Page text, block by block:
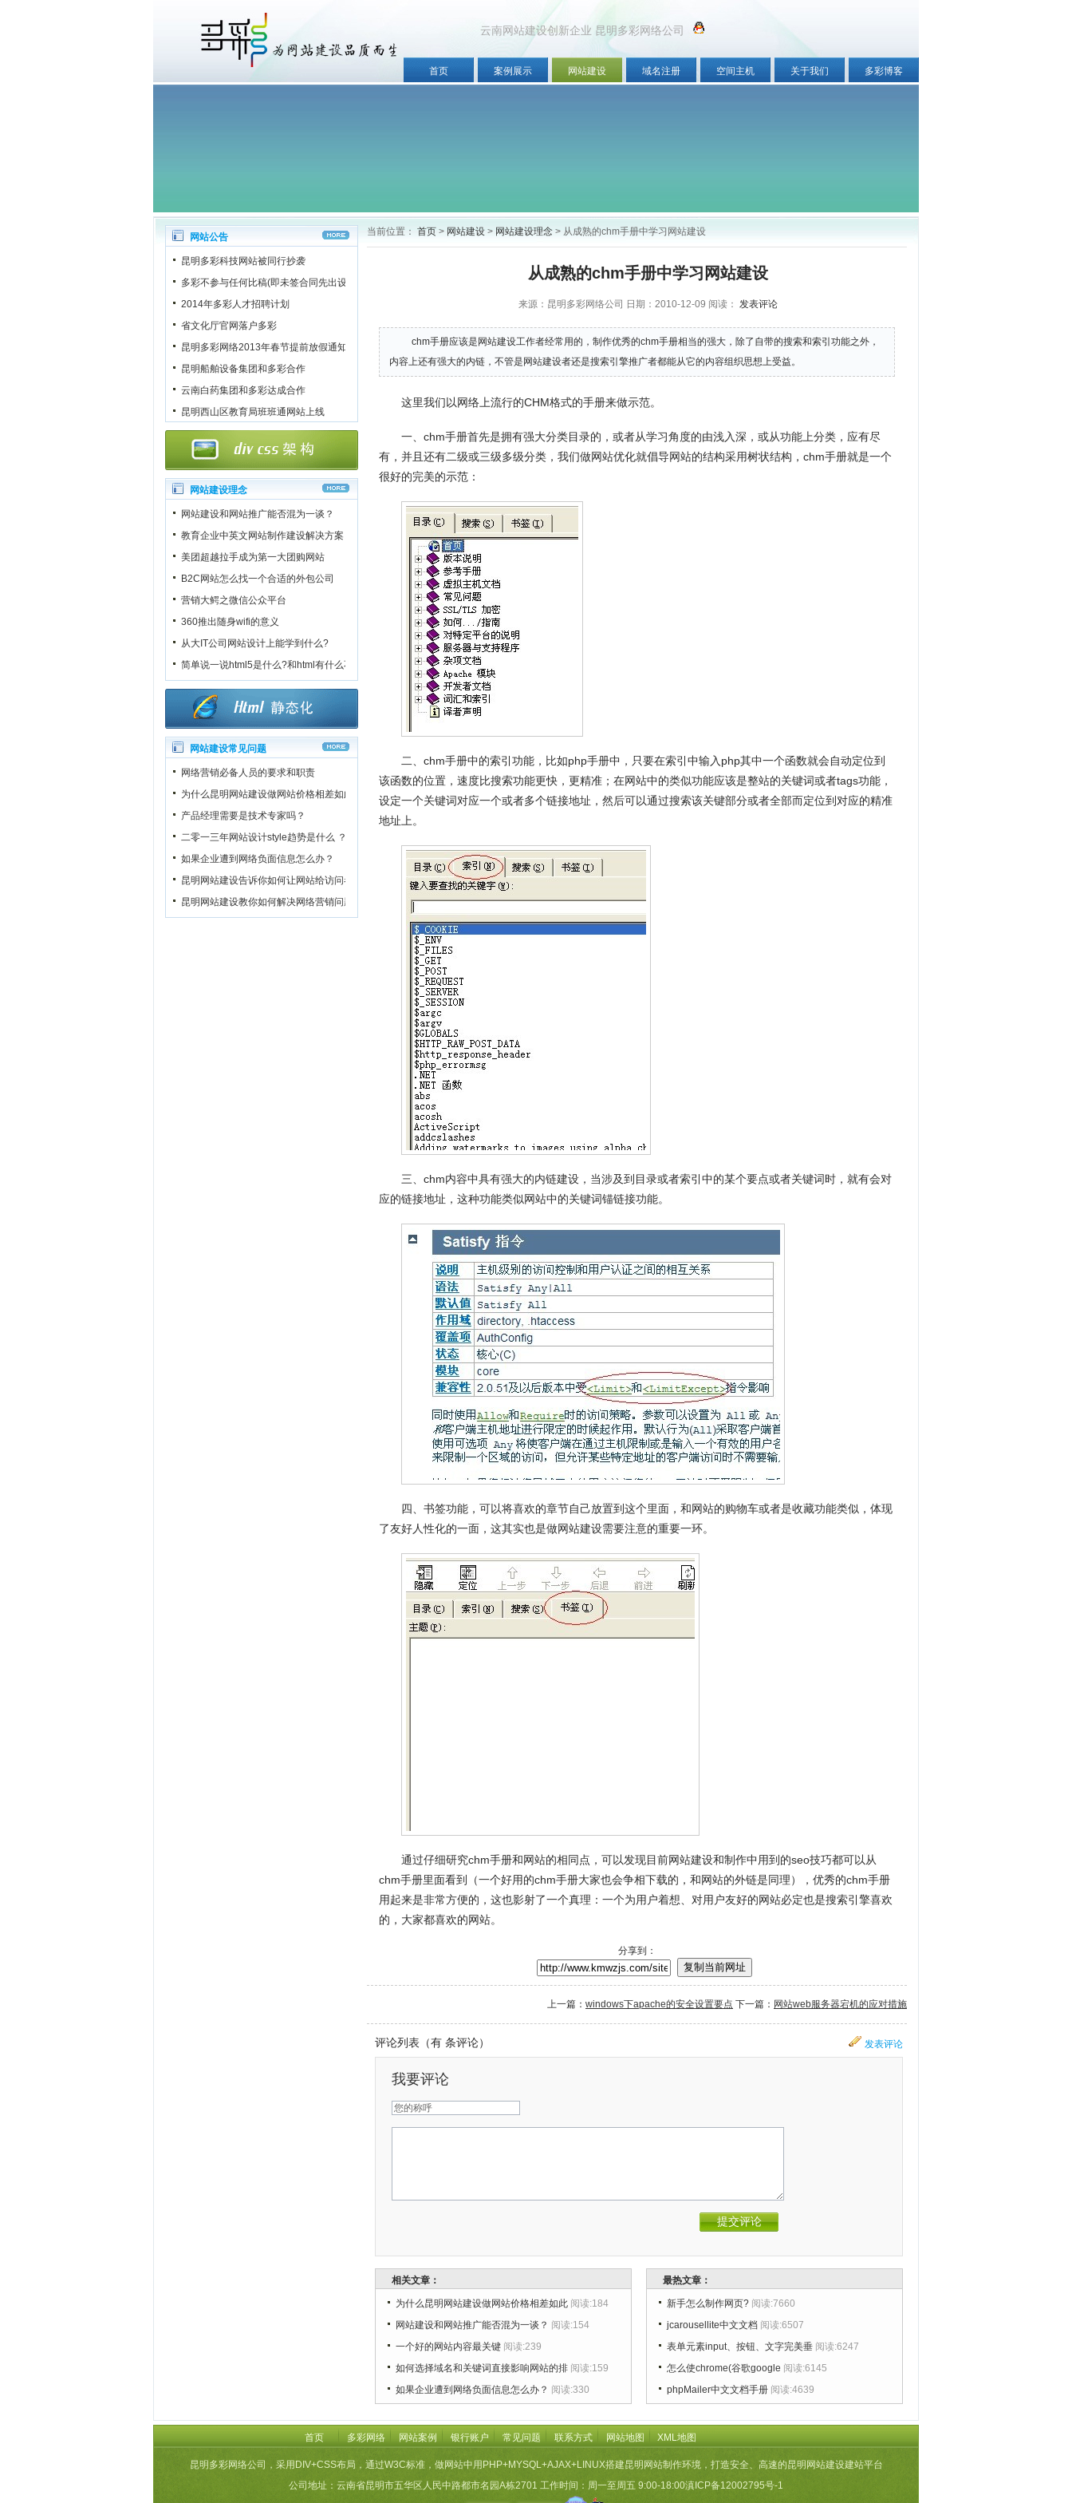
云南网站建设创新企业 昆明多彩网络公司
首页 案例展示 网站建设 域名注册 空间主机 关于我们 多彩博客
网站公告
昆明多彩科技网站被同行抄袭
多彩不参与任何比稿(即未签合同先出设计稿)
2014年多彩人才招聘计划
省文化厅官网落户多彩
昆明多彩网络2013年春节提前放假通知
昆明船舶设备集团和多彩合作
云南白药集团和多彩达成合作
昆明西山区教育局班班通网站上线
网站建设理念
网站建设和网站推广能否混为一谈？
教育企业中英文网站制作建设解决方案
美团超越拉手成为第一大团购网站
B2C网站怎么找一个合适的外包公司
营销大鳄之微信公众平台
360推出随身wifi的意义
从大IT公司网站设计上能学到什么?
简单说一说html5是什么?和html有什么不一样?
网站建设常见问题
网络营销必备人员的要求和职责
为什么昆明网站建设做网站价格相差如此之大？
产品经理需要是技术专家吗？
二零一三年网站设计style趋势是什么 ？
如果企业遭到网络负面信息怎么办？
昆明网站建设告诉你如何让网站给访问者一个良好的第一印象
昆明网站建设教你如何解决网络营销问题
当前位置： 首页 > 网站建设 > 网站建设理念 > 从成熟的chm手册中学习网站建设
从成熟的chm手册中学习网站建设
来源：昆明多彩网络公司 日期：2010-12-09 阅读： 发表评论
chm手册应该是网站建设工作者经常用的，制作优秀的chm手册相当的强大，除了自带的搜索和索引功能之外，
内容上还有强大的内链，不管是网站建设者还是搜索引擎推广者都能从它的内容组织思想上受益。
这里我们以网络上流行的CHM格式的手册来做示范。
一、chm手册首先是拥有强大分类目录的，或者从学习角度的由浅入深，或从功能上分类，应有尽
有，并且还有二级或三级多级分类，我们做网站优化就倡导网站的结构采用树状结构，chm手册就是一个
很好的完美的示范：
二、chm手册中的索引功能，比如php手册中，只要在索引中输入php其中一个函数就会自动定位到
该函数的位置，速度比搜索功能更快，更精准；在网站中的类似功能应该是整站的关键词或者tags功能，
设定一个关键词对应一个或者多个链接地址，然后可以通过搜索该关键部分或者全部而定位到对应的精准
地址上。
三、chm内容中具有强大的内链建设，当涉及到目录或者索引中的某个要点或者关键词时，就有会对
应的链接地址，这种功能类似网站中的关键词锚链接功能。
四、书签功能，可以将喜欢的章节自己放置到这个里面，和网站的购物车或者是收藏功能类似，体现
了友好人性化的一面，这其实也是做网站建设需要注意的重要一环。
通过仔细研究chm手册和网站的相同点，可以发现目前网站建设和制作中用到的seo技巧都可以从
chm手册里面看到（一个好用的chm手册大家也会争相下载的，和网站的外链是同理），优秀的chm手册
用起来是非常方便的，这也影射了一个真理：一个为用户着想、对用户友好的网站必定也是搜索引擎喜欢
的，大家都喜欢的网站。
分享到：
复制当前网址
上一篇： windows下apache的安全设置要点 下一篇： 网站web服务器宕机的应对措施
发表评论
评论列表（有 条评论）
我要评论
相关文章：
为什么昆明网站建设做网站价格相差如此 阅读:184
网站建设和网站推广能否混为一谈？ 阅读:154
一个好的网站内容最关键 阅读:239
如何选择域名和关键词直接影响网站的排 阅读:159
如果企业遭到网络负面信息怎么办？ 阅读:330
最热文章：
新手怎么制作网页? 阅读:7660
jcarousellite中文文档 阅读:6507
表单元素input、按钮、文字完美垂 阅读:6247
怎么使chrome(谷歌google 阅读:6145
phpMailer中文文档手册 阅读:4639
首页 多彩网络 网站案例 银行账户 常见问题 联系方式 网站地图 XML地图
昆明多彩网络公司，采用DIV+CSS布局，通过W3C标准，做网站中用PHP+MYSQL+AJAX+LINUX搭建昆明网站制作环境，打造安全、高速的昆明网站建设建站平台
公司地址：云南省昆明市五华区人民中路都市名园A栋2701 工作时间：周一至周五 9:00-18:00滇ICP备12002795号-1